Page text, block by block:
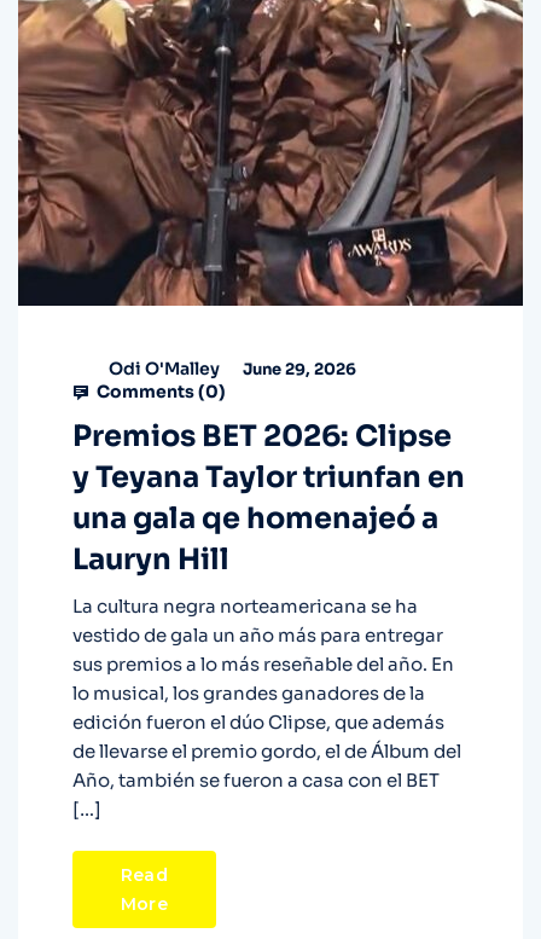
Odi O'Malley June 29, 2026
Comments (0)
Premios BET 2026: Clipse
y Teyana Taylor triunfan en
una gala qe homenajeó a
Lauryn Hill
La cultura negra norteamericana se ha
vestido de gala un año más para entregar
sus premios a lo más reseñable del año. En
lo musical, los grandes ganadores de la
edición fueron el dúo Clipse, que además
de llevarse el premio gordo, el de Álbum del
Año, también se fueron a casa con el BET
[…]
Read
More